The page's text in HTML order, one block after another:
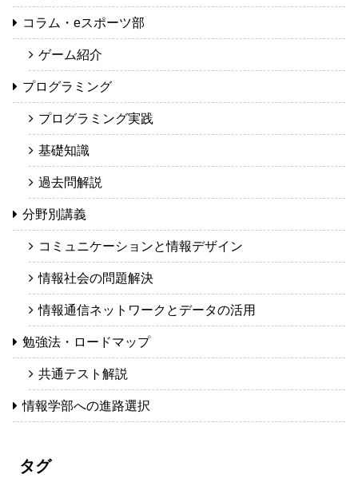
コラム・eスポーツ部
ゲーム紹介
プログラミング
プログラミング実践
基礎知識
過去問解説
分野別講義
コミュニケーションと情報デザイン
情報社会の問題解決
情報通信ネットワークとデータの活用
勉強法・ロードマップ
共通テスト解説
情報学部への進路選択
タグ